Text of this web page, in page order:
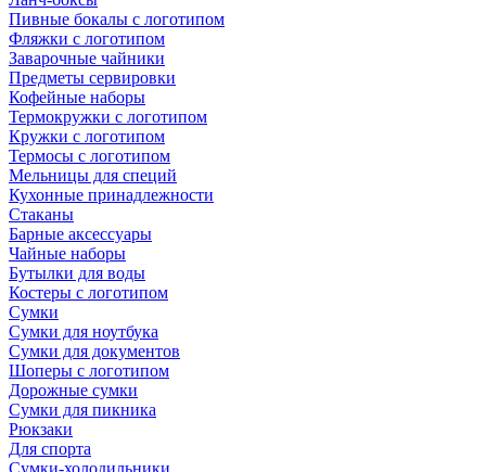
Пивные бокалы с логотипом
Фляжки с логотипом
Заварочные чайники
Предметы сервировки
Кофейные наборы
Термокружки с логотипом
Кружки с логотипом
Термосы с логотипом
Мельницы для специй
Кухонные принадлежности
Стаканы
Барные аксессуары
Чайные наборы
Бутылки для воды
Костеры с логотипом
Сумки
Сумки для ноутбука
Сумки для документов
Шоперы с логотипом
Дорожные сумки
Сумки для пикника
Рюкзаки
Для спорта
Сумки-холодильники